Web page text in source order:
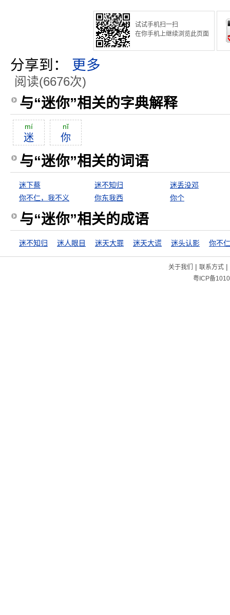
试试手机扫一扫
在你手机上继续浏览此页面
分享到： 更多
阅读(6676次)
与“迷你”相关的字典解释
mí
迷
nĭ
你
与“迷你”相关的词语
迷下蔡 迷不知归
迷丢没邓
你不仁，我不义
你东我西 你个
与“迷你”相关的成语
迷不知归 迷人眼目 迷天大罪 迷天大谎 迷头认影
关于我们 | 联系方式|
粤ICP备